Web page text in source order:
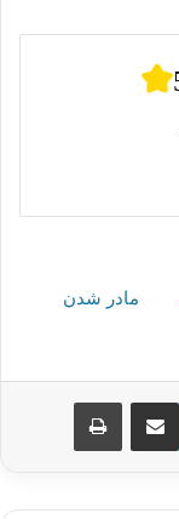
مادر شدن
اشتراک گذاری از طریق ایمیل چاپ